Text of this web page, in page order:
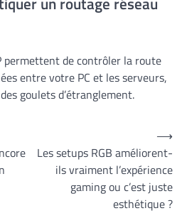
permettent de contrôler la route
entre votre PC et les serveurs,
goulets d’étranglement.
Les setups RGB améliorent-
ils vraiment l’expérience
gaming ou c’est juste
esthétique ?
⟶